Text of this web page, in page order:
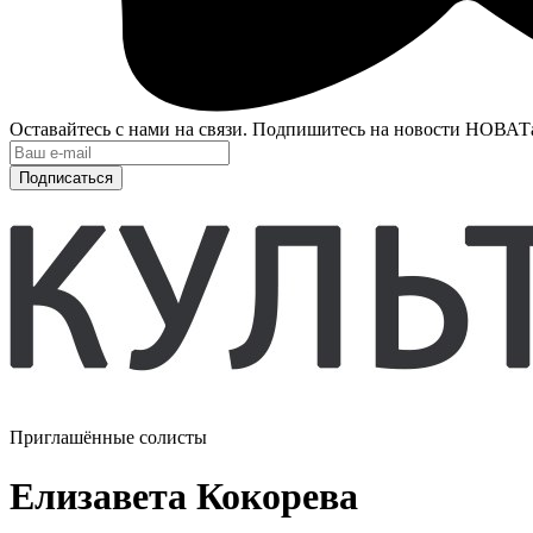
Оставайтесь с нами на связи. Подпишитесь на новости
Подписаться
Приглашённые солисты
Елизавета Кокорева